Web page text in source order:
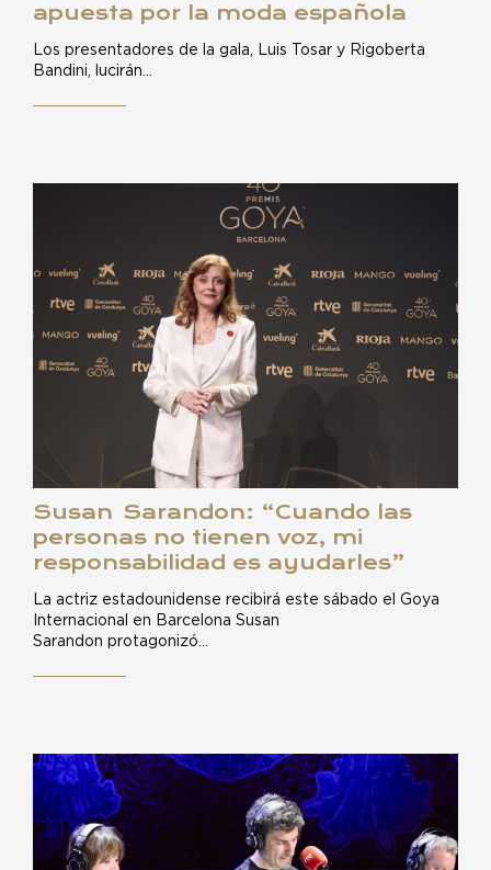
apuesta por la moda española
Los presentadores de la gala, Luis Tosar y Rigoberta
Bandini, lucirán…
Susan Sarandon: “Cuando las
personas no tienen voz, mi
responsabilidad es ayudarles”
La actriz estadounidense recibirá este sábado el Goya
Internacional en Barcelona Susan
Sarandon protagonizó…